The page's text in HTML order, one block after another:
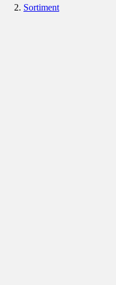
Sortiment